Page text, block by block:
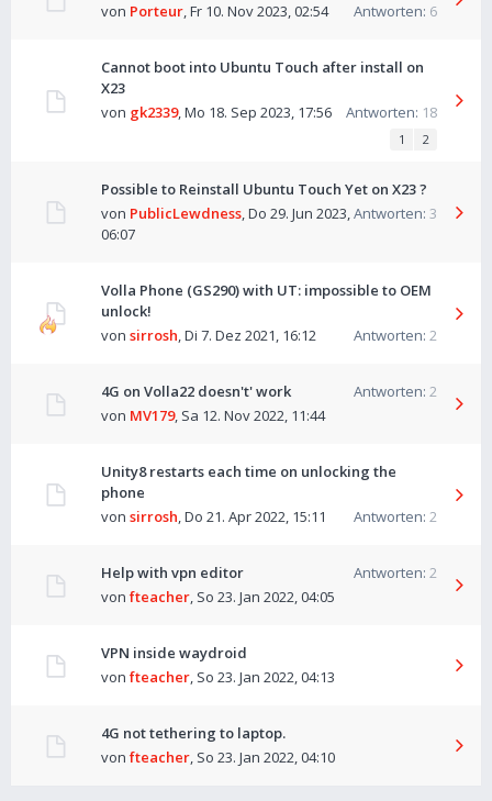
Antworten: 6
von Porteur,Fr 10. Nov 2023, 02:54
Cannot boot into Ubuntu Touch after install on
X23
Antworten: 18
von gk2339,Mo 18. Sep 2023, 17:56
1 2
Possible to Reinstall Ubuntu Touch Yet on X23 ?
Antworten: 3
von PublicLewdness,Do 29. Jun 2023,
06:07
Volla Phone (GS290) with UT: impossible to OEM
unlock!
Antworten: 2
von sirrosh,Di 7. Dez 2021, 16:12
4G on Volla22 doesn't' work Antworten: 2
von MV179, Sa 12. Nov 2022, 11:44
Unity8 restarts each time on unlocking the
phone
Antworten: 2
von sirrosh,Do 21. Apr 2022, 15:11
Help with vpn editor Antworten: 2
von fteacher, So 23. Jan 2022, 04:05
VPN inside waydroid
von fteacher, So 23. Jan 2022, 04:13
4G not tethering to laptop.
von fteacher, So 23. Jan 2022, 04:10